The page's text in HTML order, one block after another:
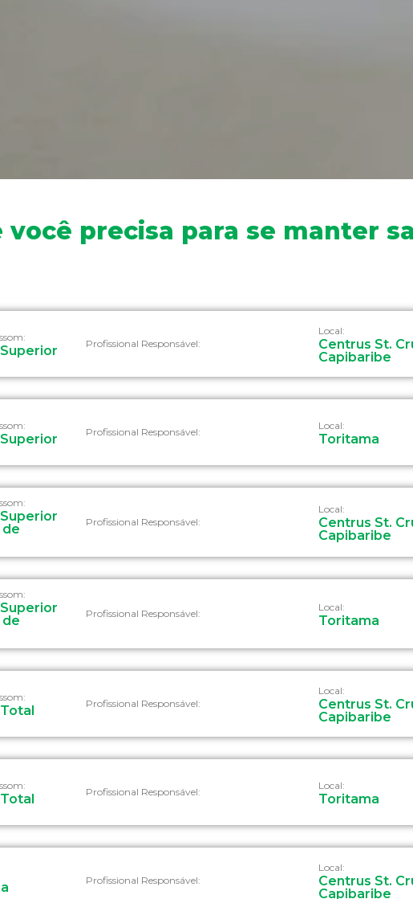
você precisa para se manter
Profissional Responsável:
Local:
Centrus St.
Capibaribe
Profissional Responsável:
Local:
Toritama
de
Profissional Responsável:
Local:
Centrus St.
Capibaribe
de
Profissional Responsável:
Local:
Toritama
Profissional Responsável:
Local:
Centrus St.
Capibaribe
Profissional Responsável:
Local:
Toritama
Profissional Responsável:
Local:
Centrus St.
Capibaribe